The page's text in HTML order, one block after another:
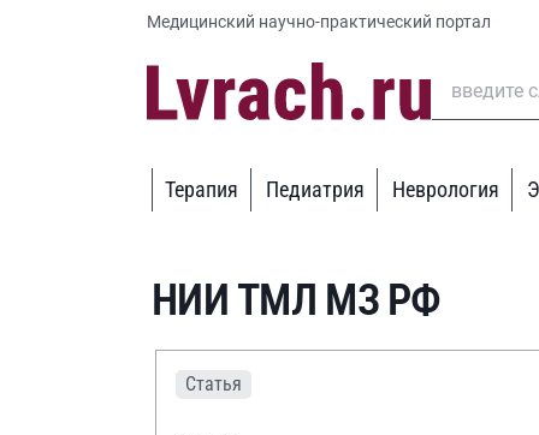
Медицинский научно-практический портал
Терапия Педиатрия Неврология
НИИ ТМЛ МЗ РФ
Статья